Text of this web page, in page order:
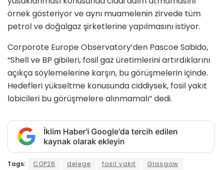
örnek gösteriyor ve aynı muamelenin zirvede tüm
petrol ve doğalgaz şirketlerine yapılmasını istiyor.
Corporote Europe Observatory’den Pascoe Sabido,
“Shell ve BP gibileri, fosil gaz üretimlerini artırdıklarını
açıkça söylemelerine karşın, bu görüşmelerin içinde.
Hedefleri yükseltme konusunda ciddiysek, fosil yakıt
lobicileri bu görüşmelere alınmamalı” dedi.
İklim Haber'i Google'da tercih edilen
kaynak olarak ekleyin
Tags: COP26 delege fosil yakıt Glasgow